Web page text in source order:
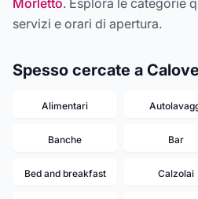
Morletto. Esplora le categorie
servizi e orari di apertura.
Spesso cercate a
Alimentari
Banche Bar
Bed and breakfast Calzolai